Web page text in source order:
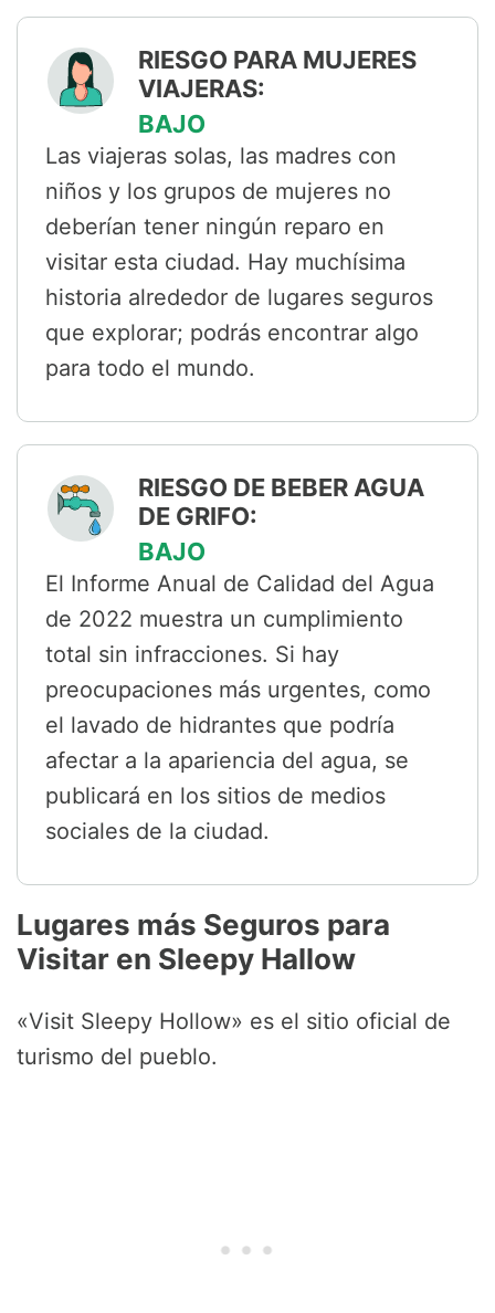
RIESGO PARA MUJERES
VIAJERAS:
BAJO
Las viajeras solas, las madres con
niños y los grupos de mujeres no
deberían tener ningún reparo en
visitar esta ciudad. Hay muchísima
historia alrededor de lugares seguros
que explorar; podrás encontrar algo
para todo el mundo.
RIESGO DE BEBER AGUA
DE GRIFO:
BAJO
El Informe Anual de Calidad del Agua
de 2022 muestra un cumplimiento
total sin infracciones. Si hay
preocupaciones más urgentes, como
el lavado de hidrantes que podría
afectar a la apariencia del agua, se
publicará en los sitios de medios
sociales de la ciudad.
Lugares más Seguros para
Visitar en Sleepy Hallow
«Visit Sleepy Hollow» es el sitio oficial de
turismo del pueblo.